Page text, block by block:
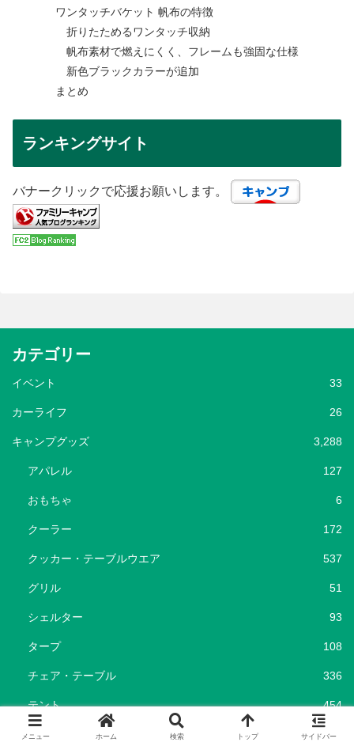
ワンタッチバケット 帆布の特徴
折りたためるワンタッチ収納
帆布素材で燃えにくく、フレームも強固な仕様
新色ブラックカラーが追加
まとめ
ランキングサイト
バナークリックで応援お願いします。
カテゴリー
イベント 33
カーライフ 26
キャンプグッズ 3,288
アパレル 127
おもちゃ 6
クーラー 172
クッカー・テーブルウエア 537
グリル 51
シェルター 93
タープ 108
チェア・テーブル 336
テント 454
バーナー 100
メニュー ホーム 検索 トップ サイドバー